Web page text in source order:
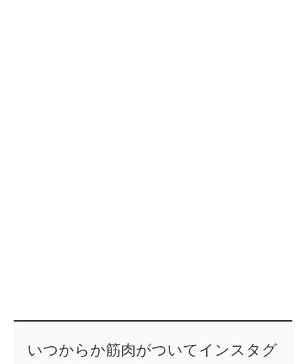
いつからか筋肉がついてインスタグ